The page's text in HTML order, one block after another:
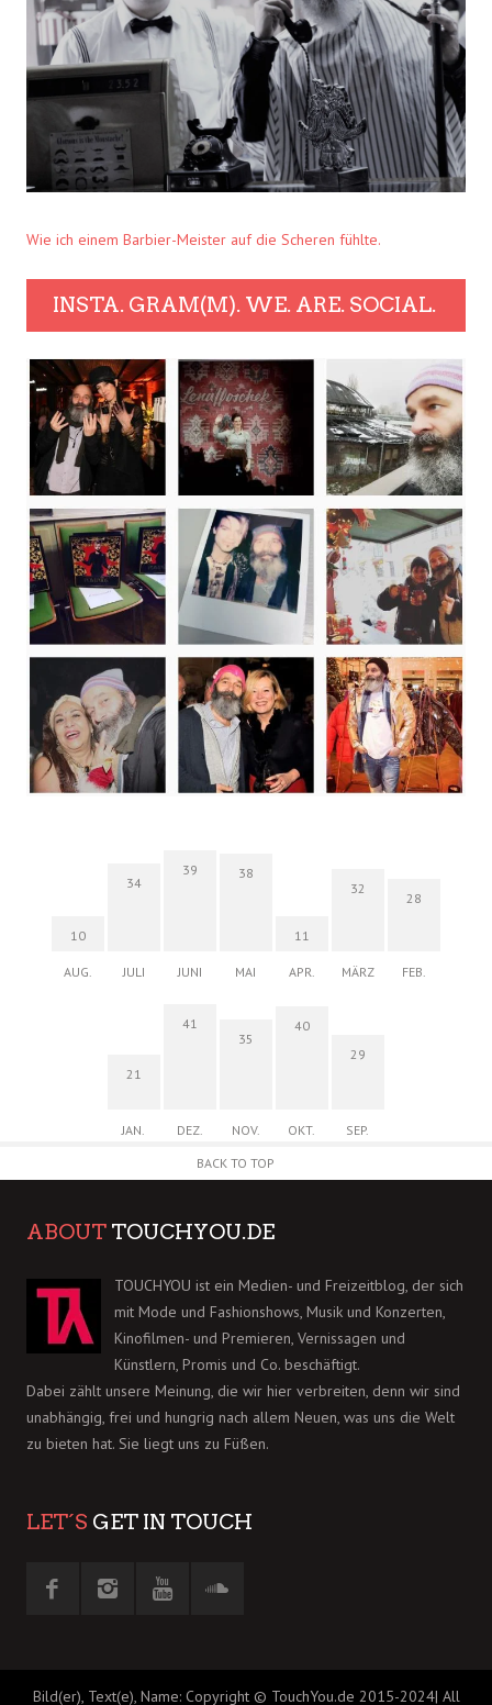
Wie ich einem Barbier-Meister auf die Scheren fühlte.
INSTA. GRAM(M). WE. ARE. SOCIAL.
10
AUG.
34
JULI
39
JUNI
38
MAI
11
APR.
32
MÄRZ
28
FEB.
21
JAN.
41
DEZ.
35
NOV.
40
OKT.
29
SEP.
BACK TO TOP
ABOUT TOUCHYOU.DE
TOUCHYOU ist ein Medien- und Freizeitblog, der sich
mit Mode und Fashionshows, Musik und Konzerten,
Kinofilmen- und Premieren, Vernissagen und
Künstlern, Promis und Co. beschäftigt.
Dabei zählt unsere Meinung, die wir hier verbreiten, denn wir sind
unabhängig, frei und hungrig nach allem Neuen, was uns die Welt
zu bieten hat. Sie liegt uns zu Füßen.
LET´S GET IN TOUCH
Bild(er), Text(e), Name: Copyright © TouchYou.de 2015-2024| All